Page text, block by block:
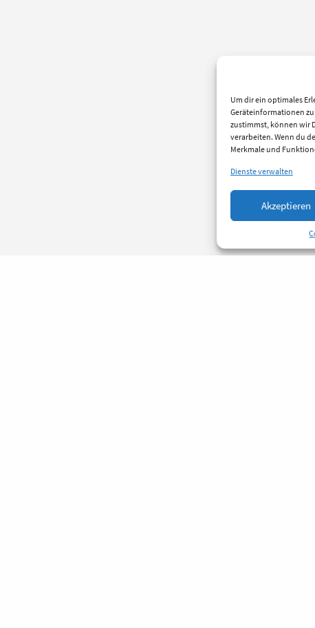
Um dir ein optimales
Geräteinformationen
zustimmst, können wir
verarbeiten. Wenn du
Merkmale und
Dienste verwalten
Akzeptieren